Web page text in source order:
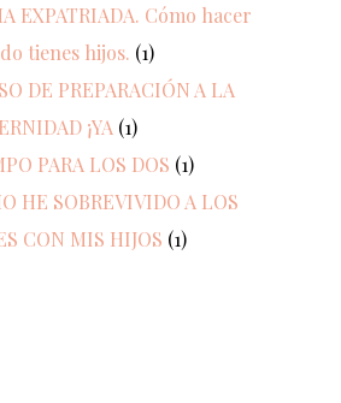
EXPATRIADA. Cómo hacer
tienes hijos. (1)
DE PREPARACIÓN A LA
¡YA (1)
PARA LOS DOS (1)
HE SOBREVIVIDO A LOS
CON MIS HIJOS (1)